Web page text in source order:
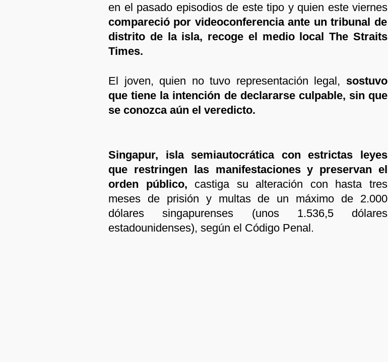
en el pasado episodios de este tipo y quien este viernes
compareció por videoconferencia ante un tribunal de
distrito de la isla, recoge el medio local The Straits
Times.
El joven, quien no tuvo representación legal, sostuvo
que tiene la intención de declararse culpable, sin que
se conozca aún el veredicto.
Singapur, isla semiautocrática con estrictas leyes
que restringen las manifestaciones y preservan el
orden público, castiga su alteración con hasta tres
meses de prisión y multas de un máximo de 2.000
dólares singapurenses (unos 1.536,5 dólares
estadounidenses), según el Código Penal.